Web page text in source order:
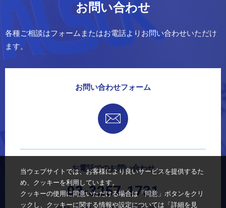
お問い合わせ
各種ご相談はフォームまたはお電話よりお問い合わせいただけ
ます。
お問い合わせフォーム
お電話でのお問い合わせ
03-3257-1731
当ウェブサイトでは、お客様により良いサービスを提供するた
め、クッキーを利用しています。
クッキーの使用に同意いただける場合は「同意」ボタンをクリ
ックし、クッキーに関する情報や設定については「詳細を見